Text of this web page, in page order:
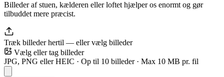
Billeder af stuen, kælderen eller loftet hjælper os enormt og gør
tilbuddet mere præcist.
Træk billeder hertil — ellervælg billeder
Vælg eller tag billeder
JPG, PNG eller HEIC · Op til 10 billeder · Max 10 MB pr. fil